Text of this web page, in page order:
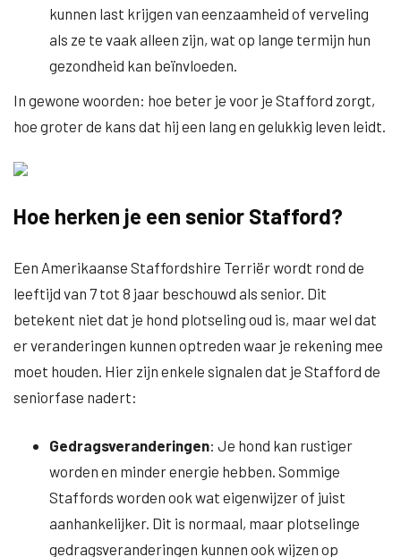
kunnen last krijgen van eenzaamheid of verveling
als ze te vaak alleen zijn, wat op lange termijn hun
gezondheid kan beïnvloeden.
In gewone woorden: hoe beter je voor je Stafford zorgt,
hoe groter de kans dat hij een lang en gelukkig leven leidt.
Hoe herken je een senior Stafford?
Een Amerikaanse Staffordshire Terriër wordt rond de
leeftijd van 7 tot 8 jaar beschouwd als senior. Dit
betekent niet dat je hond plotseling oud is, maar wel dat
er veranderingen kunnen optreden waar je rekening mee
moet houden. Hier zijn enkele signalen dat je Stafford de
seniorfase nadert:
Gedragsveranderingen: Je hond kan rustiger
worden en minder energie hebben. Sommige
Staffords worden ook wat eigenwijzer of juist
aanhankelijker. Dit is normaal, maar plotselinge
gedragsveranderingen kunnen ook wijzen op